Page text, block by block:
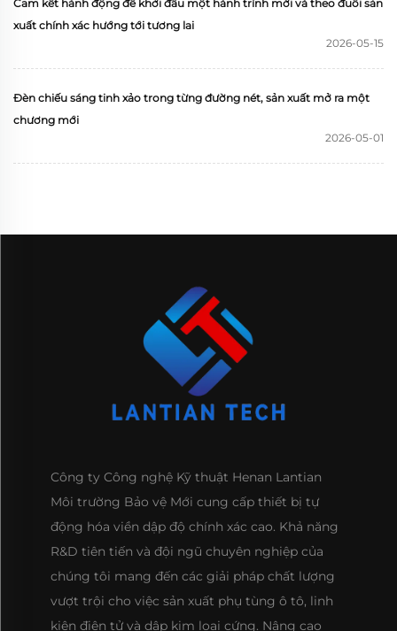
Cam kết hành động để khởi đầu một hành trình mới và theo đuổi sản
xuất chính xác hướng tới tương lai
2026-05-15
Đèn chiếu sáng tinh xảo trong từng đường nét, sản xuất mở ra một
chương mới
2026-05-01
Công ty Công nghệ Kỹ thuật Henan Lantian
Môi trường Bảo vệ Mới cung cấp thiết bị tự
động hóa viền dập độ chính xác cao. Khả năng
R&D tiên tiến và đội ngũ chuyên nghiệp của
chúng tôi mang đến các giải pháp chất lượng
vượt trội cho việc sản xuất phụ tùng ô tô, linh
kiện điện tử và dập kim loại cứng. Nâng cao